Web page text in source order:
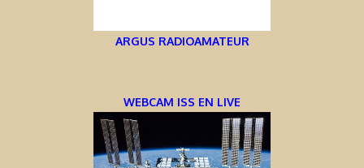
ARGUS RADIOAMATEUR
WEBCAM ISS EN LIVE